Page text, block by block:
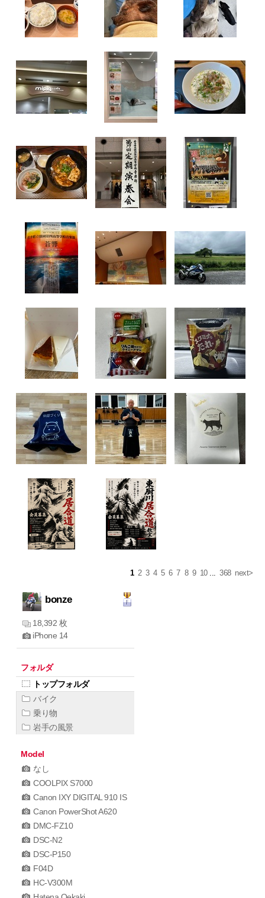
1 2 3 4 5 6 7 8 9 10... 368 next>
bonze
18,392 枚
iPhone 14
フォルダ
トップフォルダ
バイク
乗り物
岩手の風景
Model
なし
COOLPIX S7000
Canon IXY DIGITAL 910 IS
Canon PowerShot A620
DMC-FZ10
DSC-N2
DSC-P150
F04D
HC-V300M